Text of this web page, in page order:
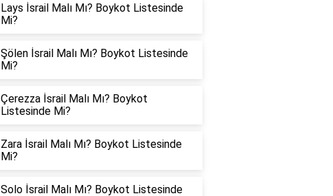
Lays İsrail Malı Mı? Boykot Listesinde
Mi?
Şölen İsrail Malı Mı? Boykot Listesinde
Mi?
Çerezza İsrail Malı Mı? Boykot
Listesinde Mi?
Zara İsrail Malı Mı? Boykot Listesinde
Mi?
Solo İsrail Malı Mı? Boykot Listesinde